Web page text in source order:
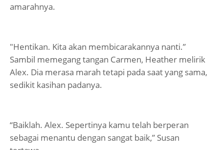
amarahnya.
"Hentikan. Kita akan membicarakannya nanti.”
Sambil memegang tangan Carmen, Heather melirik
Alex. Dia merasa marah tetapi pada saat yang sama,
sedikit kasihan padanya.
“Baiklah. Alex. Sepertinya kamu telah berperan
sebagai menantu dengan sangat baik,” Susan